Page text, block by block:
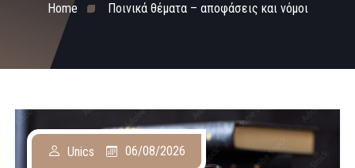
Home Ποινικά θέματα – αποφάσεις και νόμοι
Unics 06/08/2026